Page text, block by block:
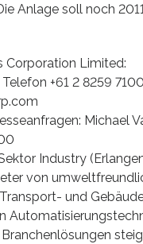
Anlage soll noch
Corporation Limited:
+61 2 8259
Michael
Industry
von
und